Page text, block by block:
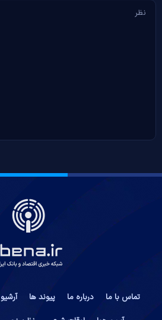
تماس با ما درباره ما پیوند ها آرشیو